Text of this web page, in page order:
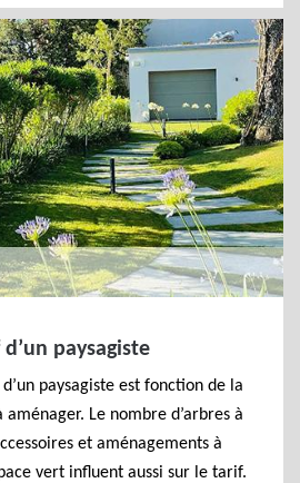
paysagiste
paysagiste est fonction de la
Le nombre d’arbres à
et aménagements à
vert influent aussi sur le tarif.